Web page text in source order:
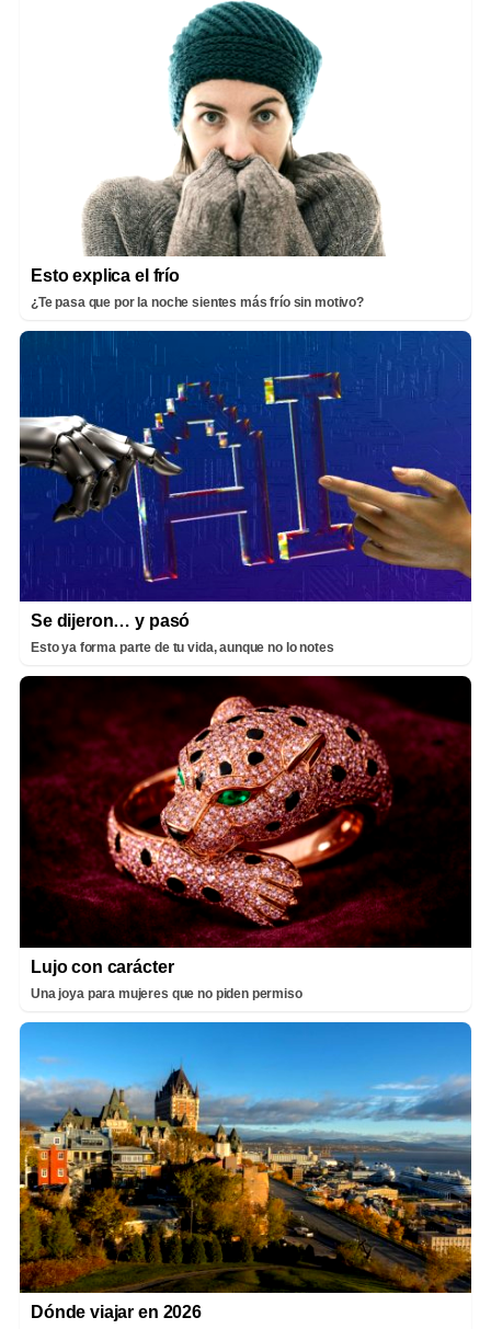
Esto explica el frío
¿Te pasa que por la noche sientes más frío sin motivo?
Se dijeron… y pasó
Esto ya forma parte de tu vida, aunque no lo notes
Lujo con carácter
Una joya para mujeres que no piden permiso
Dónde viajar en 2026